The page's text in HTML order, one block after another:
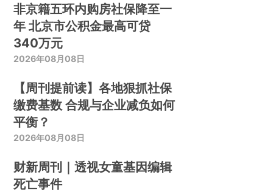
非京籍五环内购房社保降至一
年 北京市公积金最高可贷
340万元
2026年08月08日
【周刊提前读】各地狠抓社保
缴费基数 合规与企业减负如何
平衡？
2026年08月08日
财新周刊｜透视女童基因编辑
死亡事件